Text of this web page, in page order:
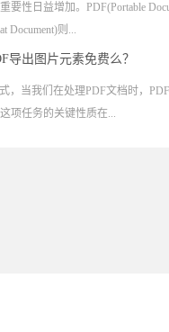
要性日益增加。PDF(Portable
Document)则...
导出图片元素免费么？
，当我们在处理PDF文档时，
项任务的关键性质在...